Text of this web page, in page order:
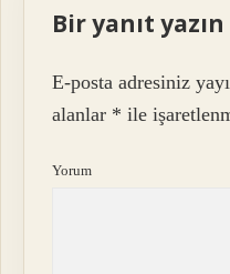
Bir yanıt yazın
E-posta adresiniz
alanlar * ile
Yorum